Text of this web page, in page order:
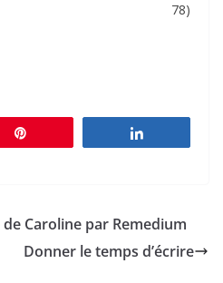
78)
de Caroline par Remedium
Donner le temps d’écrire